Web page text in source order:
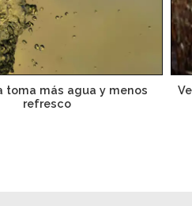
toma más agua y menos
refresco